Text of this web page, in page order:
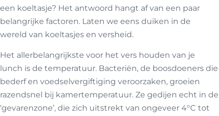
een koeltasje? Het antwoord hangt af van een paar
belangrijke factoren. Laten we eens duiken in de
wereld van koeltasjes en versheid.
Het allerbelangrijkste voor het vers houden van je
lunch is de temperatuur. Bacteriën, de boosdoeners die
bederf en voedselvergiftiging veroorzaken, groeien
razendsnel bij kamertemperatuur. Ze gedijen echt in de
‘gevarenzone’, die zich uitstrekt van ongeveer 4°C tot